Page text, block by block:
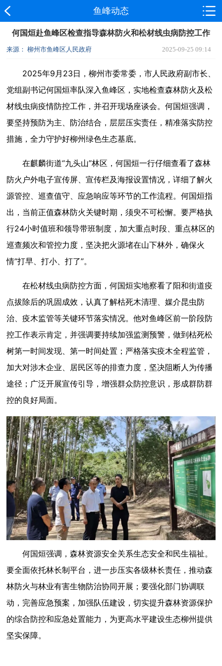
鱼峰动态
何国烜赴鱼峰区检查指导森林防火和松材线虫病防控工作
来源： 柳州市鱼峰区人民政府 2025-09-25 09:14
2025年9月23日，柳州市委常委，市人民政府副市长、
党组副书记何国烜率队深入鱼峰区，实地检查森林防火及松
材线虫病疫情防控工作，并召开现场座谈会。何国烜强调，
要坚持预防为主、防治结合，层层压实责任，精准落实防控
措施，全力守护好柳州绿色生态基底。
在麒麟街道“九头山”林区，何国烜一行仔细查看了森林
防火户外电子宣传屏、宣传栏及海报设置情况，详细了解火
源管控、巡查值守、应急响应等环节的工作流程。何国烜指
出，当前正值森林防火关键时期，须臾不可松懈。要严格执
行24小时值班和领导带班制度，加大重点时段、重点林区的
巡查频次和管控力度，坚决把火源堵在山下林外，确保火
情“打早、打小、打了”。
在松材线虫病防控方面，何国烜实地察看了阳和街道疫
点拔除后的巩固成效，认真了解枯死木清理、媒介昆虫防
治、疫木监管等关键环节落实情况。他对鱼峰区前一阶段防
控工作表示肯定，并强调要持续加强监测预警，做到枯死松
树第一时间发现、第一时间处置；严格落实疫木全程监管，
加大对涉木企业、居民区等的排查力度，坚决阻断人为传播
途径；广泛开展宣传引导，增强群众防控意识，形成群防群
控的良好局面。
何国烜强调，森林资源安全关系生态安全和民生福祉。
要全面依托林长制平台，进一步压实各级林长责任，推动森
林防火与林业有害生物防治协同开展；要强化部门协调联
动，完善应急预案，加强队伍建设，切实提升森林资源保护
的综合防控和应急处置能力，为更高水平建设生态柳州提供
坚实保障。